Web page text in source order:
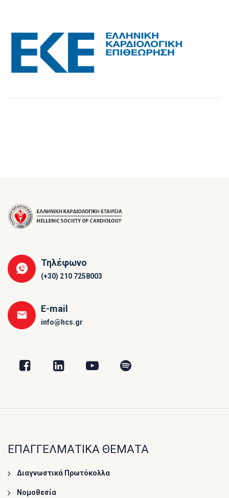
Τηλέφωνο
(+30) 210 7258003
E-mail
info@hcs.gr
ΕΠΑΓΓΕΛΜΑΤΙΚΑ ΘΕΜΑΤΑ
Διαγνωστικά Πρωτόκολλα
Νομοθεσία